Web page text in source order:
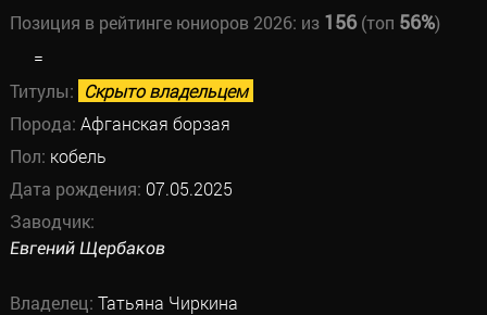
Позиция в рейтинге юниоров 2026: из 156(топ 56%)
=
Титулы: Скрыто владельцем
Порода: Афганская борзая
Пол: кобель
Дата рождения: 07.05.2025
Заводчик:
Евгений Щербаков
Владелец: Татьяна Чиркина